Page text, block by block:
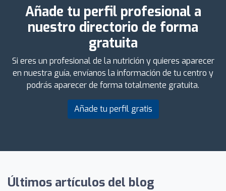
Añade tu perfil profesional a
nuestro directorio de forma
gratuita
Si eres un profesional de la nutrición y quieres aparecer
en nuestra guía, envíanos la información de tu centro y
podrás aparecer de forma totalmente gratuita.
Añade tu perfil gratis
Últimos artículos del blog